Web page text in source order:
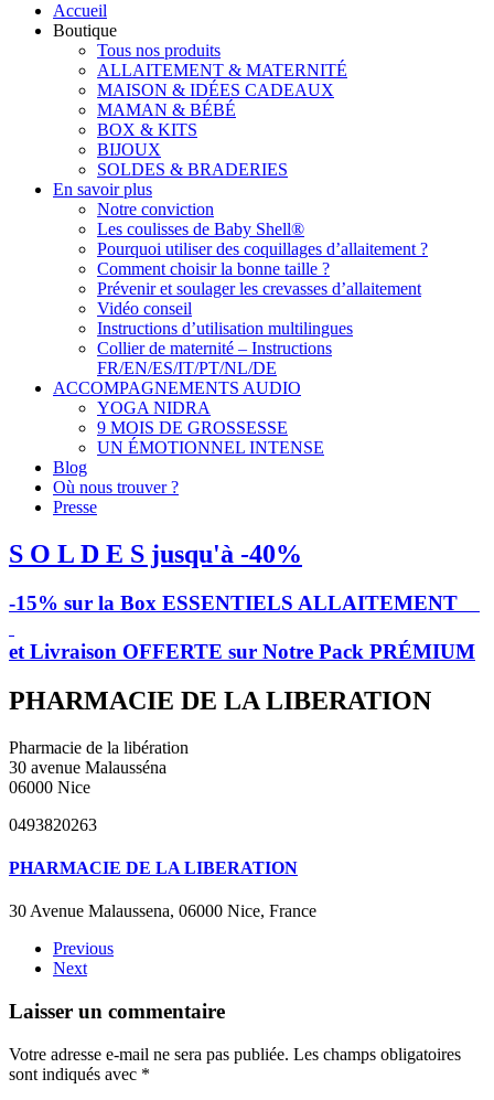
Accueil
Boutique
Tous nos produits
ALLAITEMENT & MATERNITÉ
MAISON & IDÉES CADEAUX
MAMAN & BÉBÉ
BOX & KITS
BIJOUX
SOLDES & BRADERIES
En savoir plus
Notre conviction
Les coulisses de Baby Shell®
Pourquoi utiliser des coquillages d’allaitement ?
Comment choisir la bonne taille ?
Prévenir et soulager les crevasses d’allaitement
Vidéo conseil
Instructions d’utilisation multilingues
Collier de maternité – Instructions
FR/EN/ES/IT/PT/NL/DE
ACCOMPAGNEMENTS AUDIO
YOGA NIDRA
9 MOIS DE GROSSESSE
UN ÉMOTIONNEL INTENSE
Blog
Où nous trouver ?
Presse
S O L D E S jusqu'à -40%
-15% sur la Box ESSENTIELS ALLAITEMENT
et Livraison OFFERTE sur Notre Pack PRÉMIUM
PHARMACIE DE LA LIBERATION
Pharmacie de la libération
30 avenue Malausséna
06000 Nice
0493820263
PHARMACIE DE LA LIBERATION
30 Avenue Malaussena, 06000 Nice, France
Previous
Next
Laisser un commentaire
Votre adresse e-mail ne sera pas publiée. Les champs obligatoires
sont indiqués avec *